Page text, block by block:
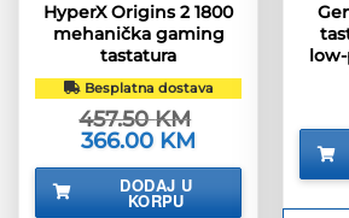
HyperX Origins 2 1800
mehanička gaming
tastatura
Besplatna dostava
457.50KM
Izvorna
cijena
bila
457.50 KM.
366.00 KM
je:
DODAJ U
KORPU